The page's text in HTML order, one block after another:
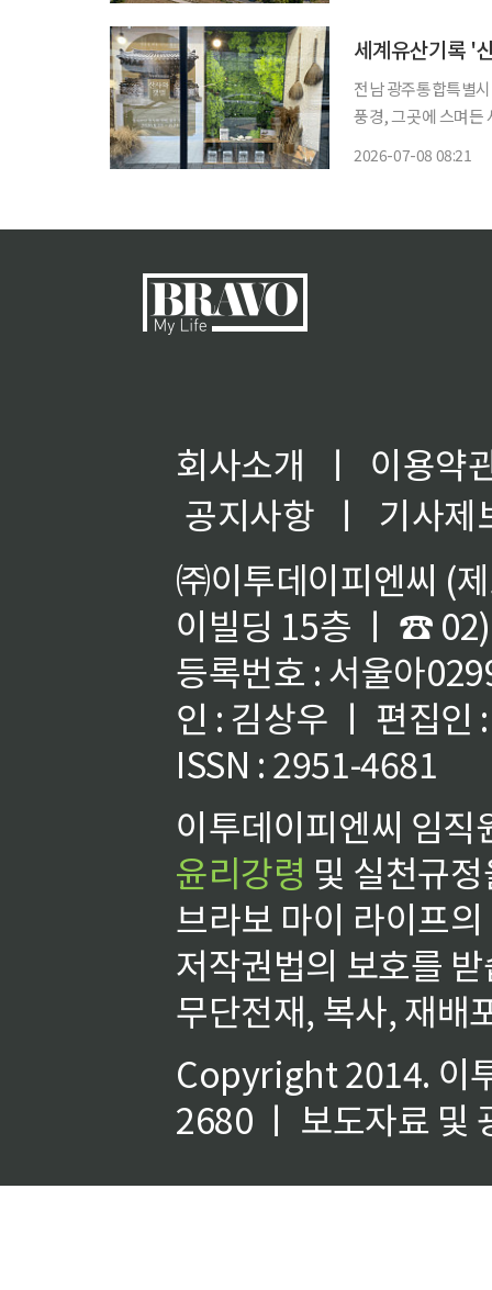
세계유산기록 '
전남 광주통합특별
풍경, 그곳에 스며든 사람
2026-07-08 08:21
회사소개 ㅣ
이용약
공지사항
ㅣ
기사제
㈜이투데이피엔씨 (
이빌딩 15층 ㅣ ☎
등록번호 : 서울아
인 : 김상우 ㅣ 편집인
ISSN : 2951-4681
이투데이피엔씨 임
윤리강령 및 실천규
브라보 마이 라이프
저작권법의 보호를
무단전재, 복사, 재배
Copyright 2014. 이
2680 ㅣ 보도자료